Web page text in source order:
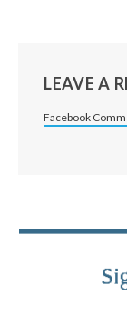
LEAVE A
Facebook